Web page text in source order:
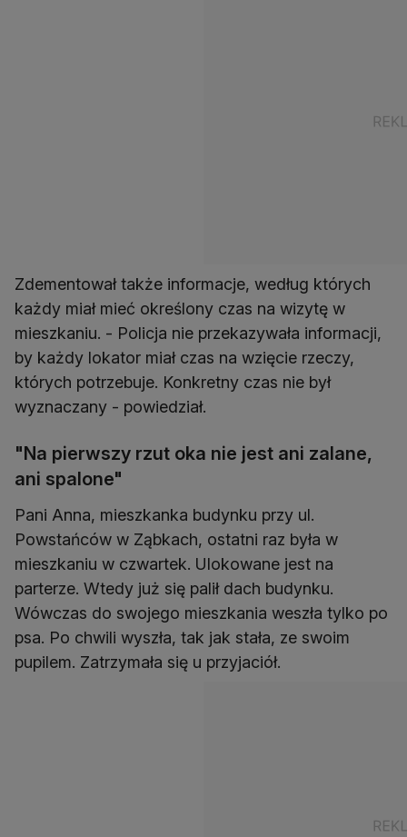
Zdementował także informacje, według których
każdy miał mieć określony czas na wizytę w
mieszkaniu. - Policja nie przekazywała informacji,
by każdy lokator miał czas na wzięcie rzeczy,
których potrzebuje. Konkretny czas nie był
wyznaczany - powiedział.
"Na pierwszy rzut oka nie jest ani zalane,
ani spalone"
Pani Anna, mieszkanka budynku przy ul.
Powstańców w Ząbkach, ostatni raz była w
mieszkaniu w czwartek. Ulokowane jest na
parterze. Wtedy już się palił dach budynku.
Wówczas do swojego mieszkania weszła tylko po
psa. Po chwili wyszła, tak jak stała, ze swoim
pupilem. Zatrzymała się u przyjaciół.